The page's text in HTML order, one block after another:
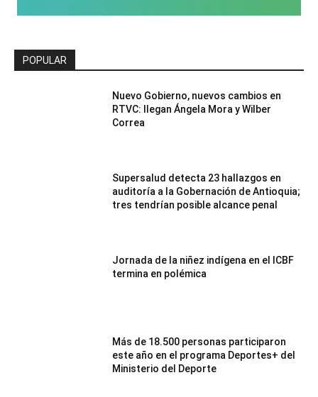
POPULAR
Nuevo Gobierno, nuevos cambios en
RTVC: llegan Ángela Mora y Wilber
Correa
Supersalud detecta 23 hallazgos en
auditoría a la Gobernación de Antioquia;
tres tendrían posible alcance penal
Jornada de la niñez indígena en el ICBF
termina en polémica
Más de 18.500 personas participaron
este año en el programa Deportes+ del
Ministerio del Deporte